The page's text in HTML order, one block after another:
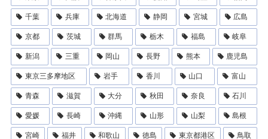
千葉 兵庫 北海道 静岡 宮城 広島
京都 茨城 群馬 栃木 福島 岐阜
新潟 三重 岡山 長野 熊本 鹿児島
東京三多摩地区 岩手 香川 山口 富山
青森 滋賀 大分 秋田 奈良 石川
愛媛 長崎 沖縄 山形 山梨 島根
宮崎 福井 和歌山 徳島 東京都港区 鳥取